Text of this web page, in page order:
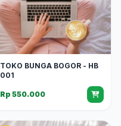
TOKO BUNGA BOGOR - HB
001
Rp 550.000